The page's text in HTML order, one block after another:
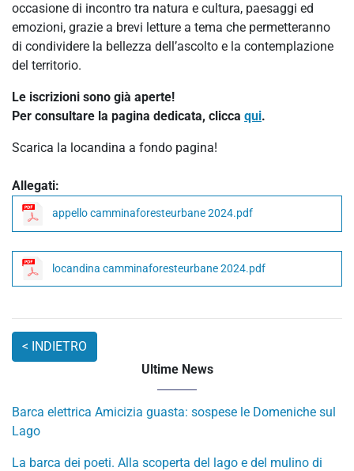
occasione di incontro tra natura e cultura, paesaggi ed
emozioni, grazie a brevi letture a tema che permetteranno
di condividere la bellezza dell’ascolto e la contemplazione
del territorio.
Le iscrizioni sono già aperte!
Per consultare la pagina dedicata, clicca qui.
Scarica la locandina a fondo pagina!
Allegati:
appello camminaforesteurbane 2024.pdf
locandina camminaforesteurbane 2024.pdf
Ultime News
Barca elettrica Amicizia guasta: sospese le Domeniche sul
Lago
La barca dei poeti. Alla scoperta del lago e del mulino di